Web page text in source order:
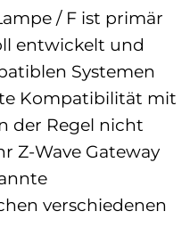
/ F ist primär
entwickelt und
Systemen
Kompatibilität mit
der Regel nicht
Z-Wave Gateway
verschiedenen